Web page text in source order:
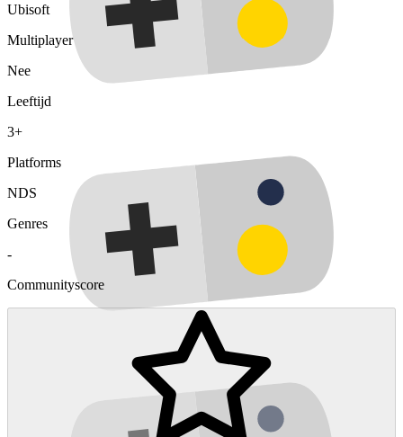
Ubisoft
Multiplayer
Nee
Leeftijd
3+
Platforms
NDS
Genres
-
Communityscore